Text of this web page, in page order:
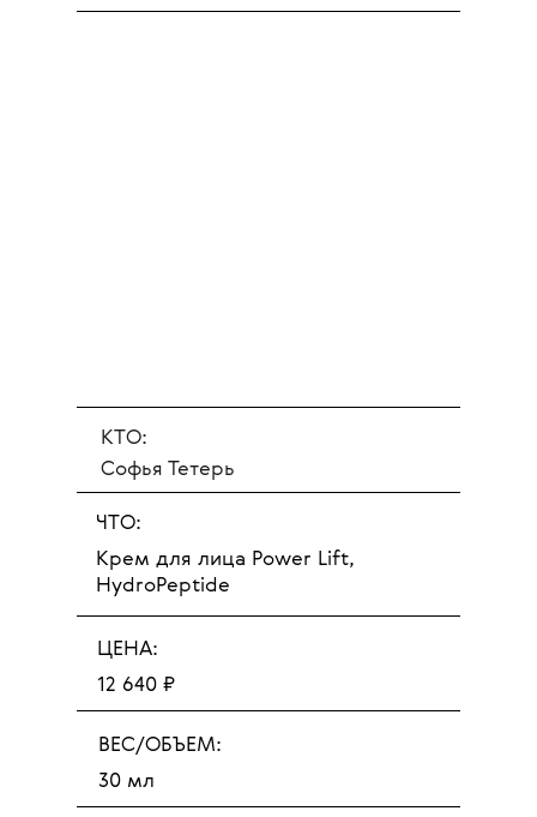
КТО:
Софья Тетерь
ЧТО:
Крем для лица Power Lift,
HydroPeptide
ЦЕНА:
12 640 ₽
ВЕС/ОБЪЕМ:
30 мл